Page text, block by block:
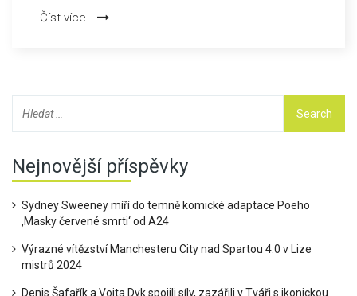
Číst více
Nejnovější příspěvky
Sydney Sweeney míří do temně komické adaptace Poeho
‚Masky červené smrti‘ od A24
Výrazné vítězství Manchesteru City nad Spartou 4:0 v Lize
mistrů 2024
Denis Šafařík a Vojta Dyk spojili síly, zazářili v Tváři s ikonickou